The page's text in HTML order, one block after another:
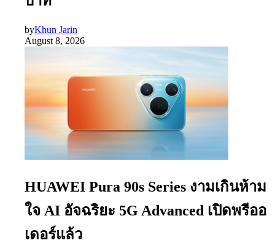
byKhun Jarin
August 8, 2026
HUAWEI Pura 90s Series งามเกินห้าม
ใจ AI อัจฉริยะ 5G Advanced เปิดพรีออ
เดอร์แล้ว